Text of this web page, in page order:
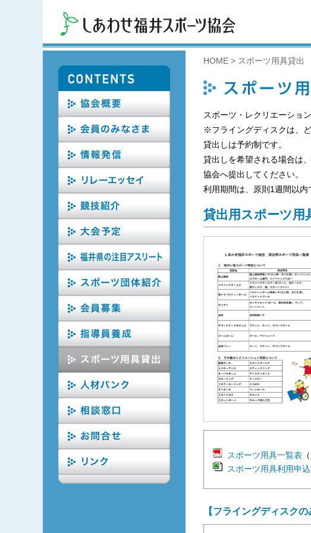
HOME > スポーツ用具貸出
スポーツ・レクリエーショ
※フライングディスクは、
貸出しは予約制です。
貸出しを希望される場合は
協会へ提出してください。
利用期間は、原則1週間以内
貸出用スポーツ用
スポーツ用具一覧表
スポーツ用具利用申
【フライングディスク